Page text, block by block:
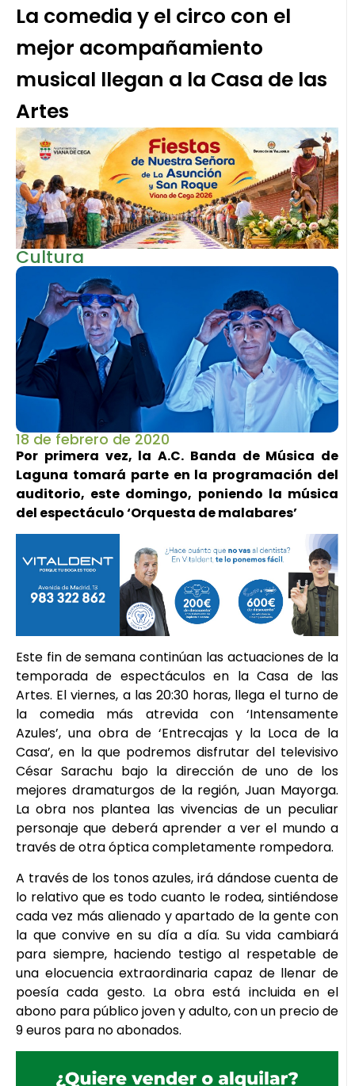
La comedia y el circo con el
mejor acompañamiento
musical llegan a la Casa de las
Artes
Cultura
18 de febrero de 2020
Por primera vez, la A.C. Banda de Música de
Laguna tomará parte en la programación del
auditorio, este domingo, poniendo la música
del espectáculo ‘Orquesta de malabares’
Este fin de semana continúan las actuaciones de la
temporada de espectáculos en la Casa de las
Artes. El viernes, a las 20:30 horas, llega el turno de
la comedia más atrevida con ‘Intensamente
Azules’, una obra de ‘Entrecajas y la Loca de la
Casa’, en la que podremos disfrutar del televisivo
César Sarachu bajo la dirección de uno de los
mejores dramaturgos de la región, Juan Mayorga.
La obra nos plantea las vivencias de un peculiar
personaje que deberá aprender a ver el mundo a
través de otra óptica completamente rompedora.
A través de los tonos azules, irá dándose cuenta de
lo relativo que es todo cuanto le rodea, sintiéndose
cada vez más alienado y apartado de la gente con
la que convive en su día a día. Su vida cambiará
para siempre, haciendo testigo al respetable de
una elocuencia extraordinaria capaz de llenar de
poesía cada gesto. La obra está incluida en el
abono para público joven y adulto, con un precio de
9 euros para no abonados.